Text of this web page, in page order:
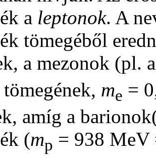
a leptonok. A
tömegéből
a mezonok (pl.
me =
amíg a
(mp = 938